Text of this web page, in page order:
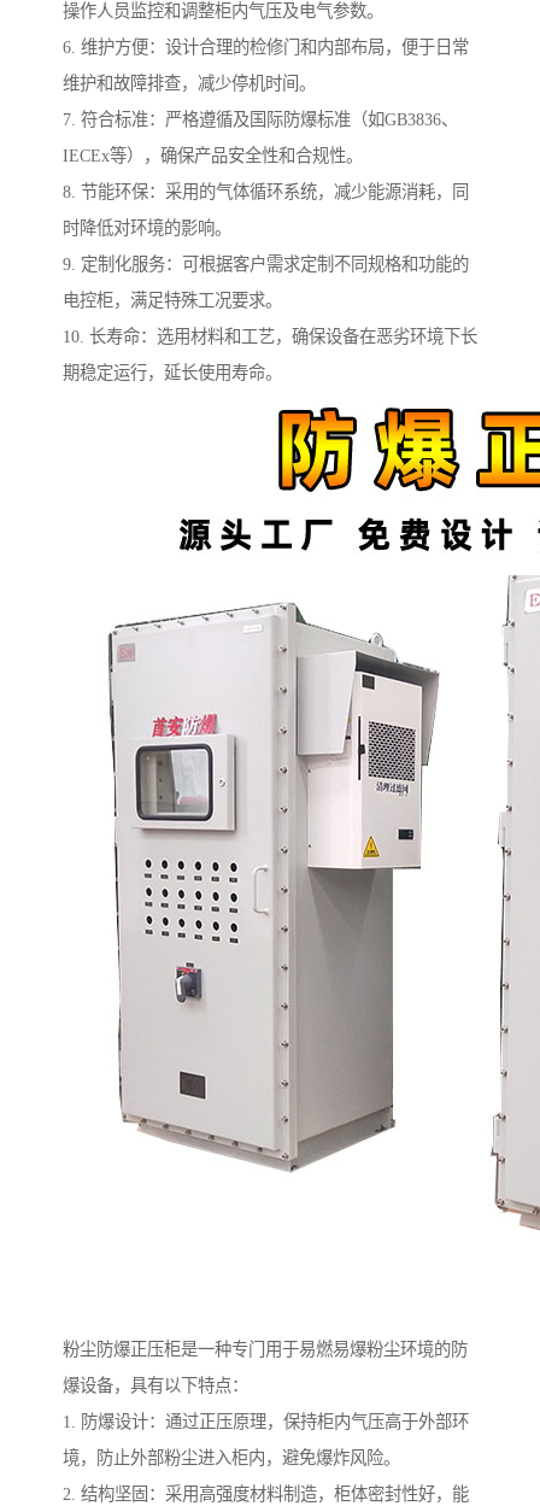
操作人员监控和调整柜内气压及电气参数。
6. 维护方便：设计合理的检修门和内部布局，便于日常
维护和故障排查，减少停机时间。
7. 符合标准：严格遵循及国际防爆标准（如GB3836、
IECEx等），确保产品安全性和合规性。
8. 节能环保：采用的气体循环系统，减少能源消耗，同
时降低对环境的影响。
9. 定制化服务：可根据客户需求定制不同规格和功能的
电控柜，满足特殊工况要求。
10. 长寿命：选用材料和工艺，确保设备在恶劣环境下长
期稳定运行，延长使用寿命。
粉尘防爆正压柜是一种专门用于易燃易爆粉尘环境的防
爆设备，具有以下特点：
1. 防爆设计：通过正压原理，保持柜内气压高于外部环
境，防止外部粉尘进入柜内，避免爆炸风险。
2. 结构坚固：采用高强度材料制造，柜体密封性好，能